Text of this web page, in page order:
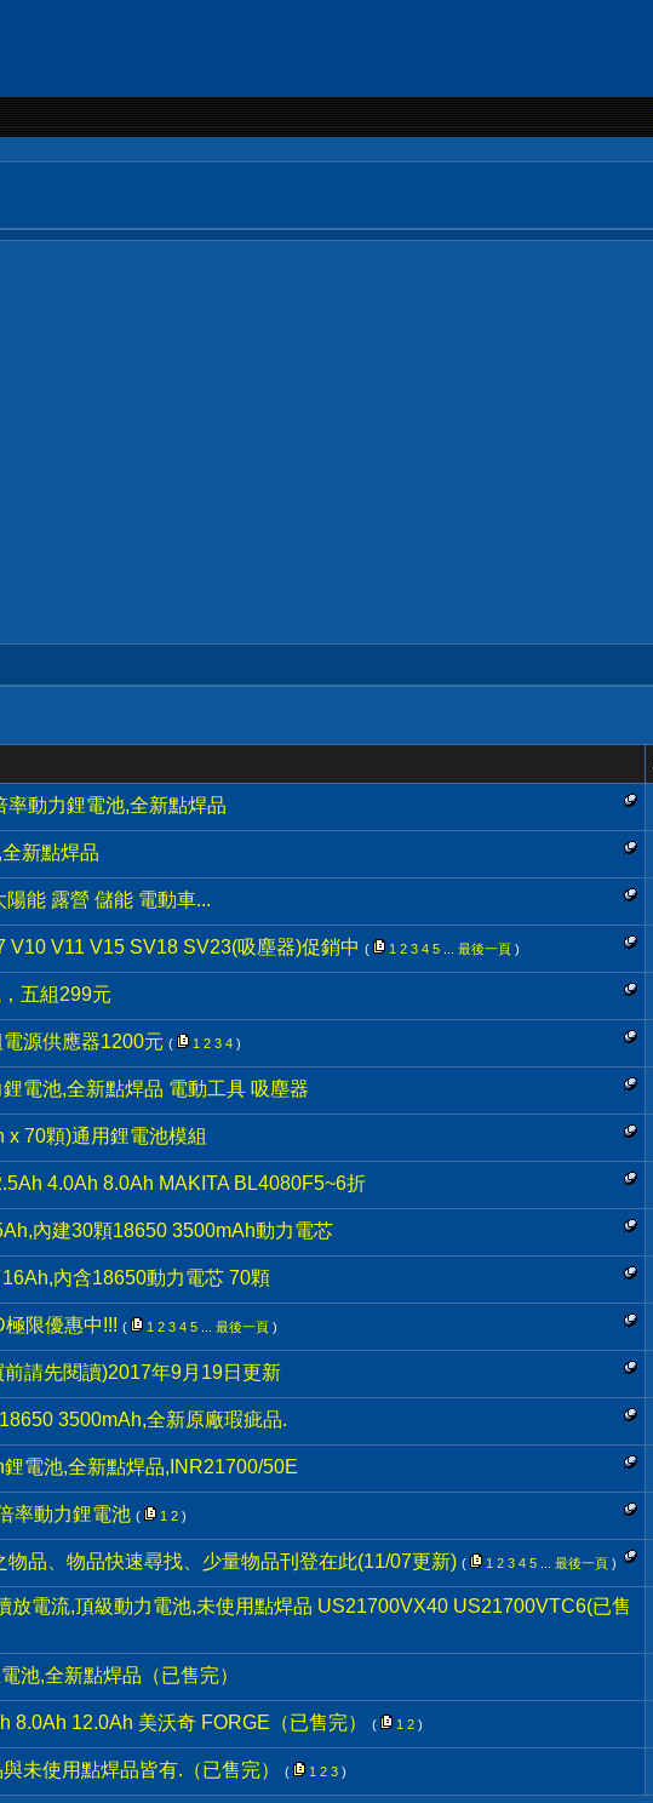
率動力鋰電池,全新點焊品
新點焊品
陽能 露營 儲能 電動車...
V10 V11 V15 SV18 SV23(吸塵器)促銷中 ( 1 2 3 4 5 最後一頁 )
五組299元
電源供應器1200元 ( 1 2 3 4 )
電池,全新點焊品 電動工具 吸塵器
x 70顆)通用鋰電池模組
4.0Ah 8.0Ah MAKITA BL4080F5~6折
內建30顆18650 3500mAh動力電芯
內含18650動力電芯 70顆
極限優惠中!!! ( 1 2 3 4 5 最後一頁 )
前請先閱讀)2017年9月19日更新
3500mAh,全新原廠瑕疵品.
電池,全新點焊品,INR21700/50E
率動力鋰電池 ( 1 2 )
品、物品快速尋找、少量物品刊登在此(11/07更新) ( 1 2 3 4 5 最後一頁 )
放電流,頂級動力電池,未使用點焊品 US21700VX40 US21700VTC6(已售
池,全新點焊品（已售完）
8.0Ah 12.0Ah 美沃奇 FORGE（已售完） ( 1 2 )
未使用點焊品皆有.（已售完） ( 1 2 3 )